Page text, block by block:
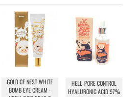
GOLD CF NEST WHITE
BOMB EYE CREAM -
HELL-PORE CONTROL
HYALURONIC ACID 97%